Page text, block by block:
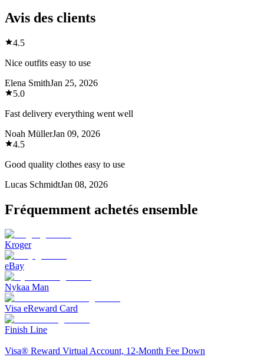
Avis des clients
4.5
Nice outfits easy to use
Elena SmithJan 25, 2026
5.0
Fast delivery everything went well
Noah MüllerJan 09, 2026
4.5
Good quality clothes easy to use
Lucas SchmidtJan 08, 2026
Fréquemment achetés ensemble
Kroger
eBay
Nykaa Man
Visa eReward Card
Finish Line
Visa® Reward Virtual Account, 12-Month Fee Down